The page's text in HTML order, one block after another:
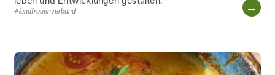
#landfrauenverband